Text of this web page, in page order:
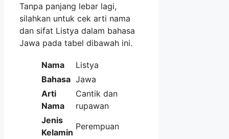
Tanpa panjang lebar lagi,
silahkan untuk cek arti nama
dan sifat Listya dalam bahasa
Jawa pada tabel dibawah ini.
Nama
Listya
Bahasa Jawa
Arti
Nama
Cantik dan
rupawan
Jenis
Kelamin
Perempuan